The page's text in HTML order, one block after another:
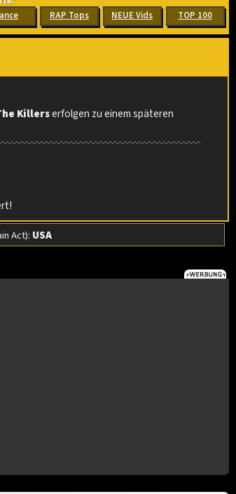
RAP Tops NEUE Vids TOP 100
Killerserfolgen zu einem späteren
Act): USA